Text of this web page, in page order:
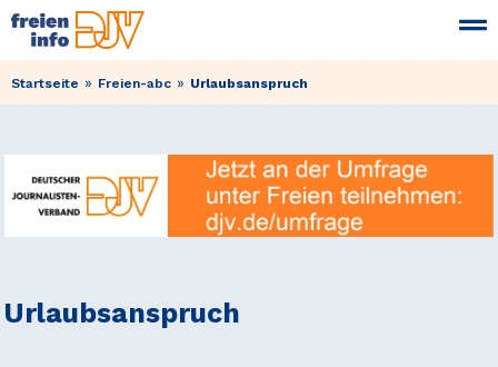
Startseite » Freien-abc » Urlaubsanspruch
Urlaubsanspruch